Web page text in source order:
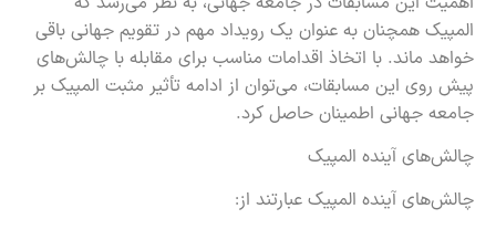
المپیک همچنان به عنوان یک رویداد مهم در تقویم جهانی باقی
خواهد ماند. با اتخاذ اقدامات مناسب برای مقابله با چالش‌های
پیش روی این مسابقات، می‌توان از ادامه تأثیر مثبت المپیک بر
جامعه جهانی اطمینان حاصل کرد.
چالش‌های آینده المپیک
چالش‌های آینده المپیک عبارتند از: